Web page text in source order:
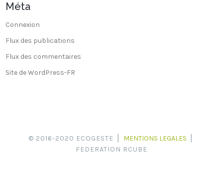
Méta
Connexion
Flux des publications
Flux des commentaires
Site de WordPress-FR
© 2016-2020 ECOGESTE ⎪ MENTIONS LEGALES
FEDERATION RCUBE